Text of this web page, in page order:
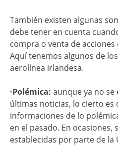
También existen algunas
debe tener en cuenta
compra o venta de
Aquí tenemos algunos de
aerolínea irlandesa.
·Polémica: aunque ya no se
últimas noticias, lo cierto es
informaciones de lo
en el pasado. En ocasiones,
establecidas por parte de la